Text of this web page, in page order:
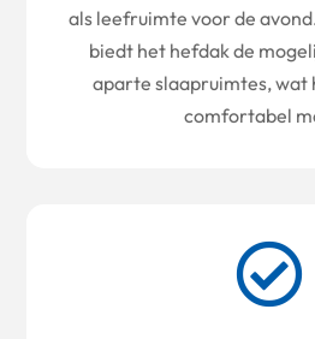
als leefruimte voor de
biedt het hefdak de
aparte slaapruimtes, wat
comfortabel
